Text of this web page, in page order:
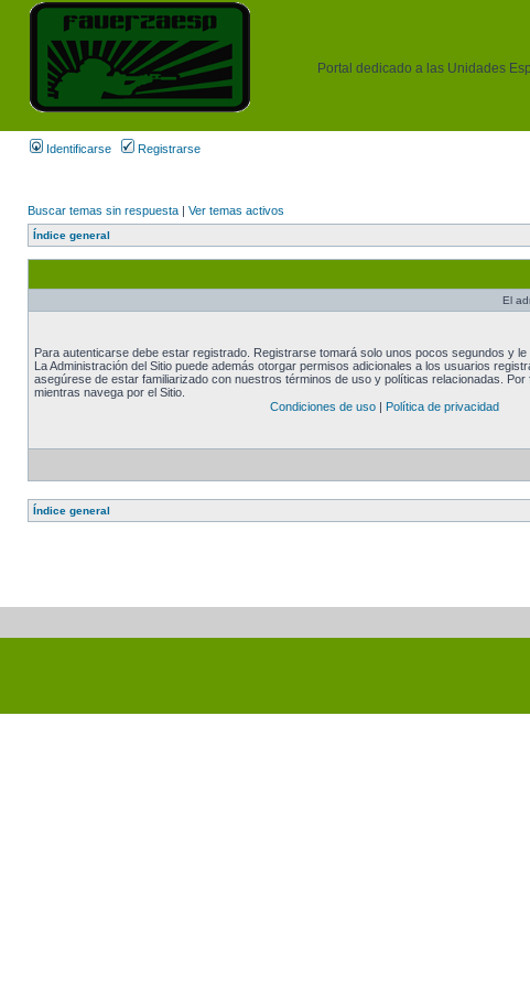
Portal dedicado a las Unidades
Identificarse Registrarse
Buscar temas sin respuesta | Ver temas activos
Índice general
El
Para autenticarse debe estar registrado. Registrarse tomará solo unos pocos segundos y le
La Administración del Sitio puede además otorgar permisos adicionales a los usuarios
asegúrese de estar familiarizado con nuestros términos de uso y políticas relacionadas.
mientras navega por el Sitio.
Condiciones de uso| Política de privacidad
Índice general